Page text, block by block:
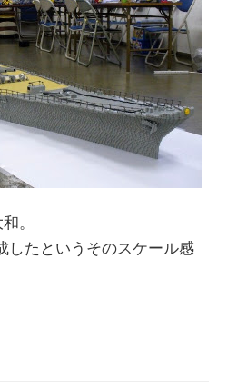
。
したというそのスケール感